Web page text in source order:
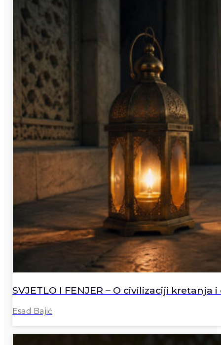
SVJETLO I FENJER – O civilizaciji kretanja
Esad Bajić